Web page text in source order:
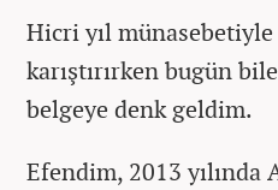
Hicri yıl münasebetiyle
karıştırırken bugün
belgeye denk geldim.
Efendim, 2013 yılında